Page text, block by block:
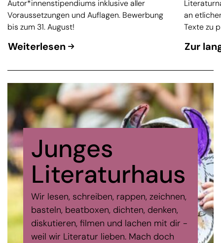
Autor*innenstipendiums inklusive aller
Voraussetzungen und Auflagen. Bewerbung
bis zum 31. August!
Weiterlesen
an
Texte zu
Zur
Junges
Literaturhaus
Wir lesen, schreiben, rappen, zeichnen,
basteln, beatboxen, dichten, denken,
diskutieren, filmen und lachen mit dir -
weil wir Literatur lieben. Mach doch